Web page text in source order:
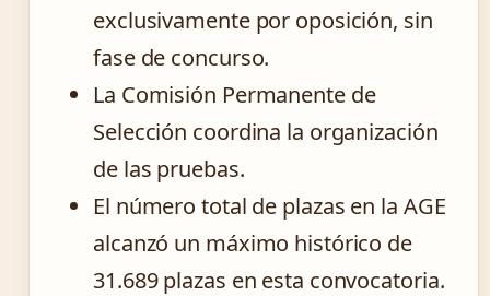
exclusivamente por oposición, sin
fase de concurso.
La Comisión Permanente de
Selección coordina la organización
de las pruebas.
El número total de plazas en la AGE
alcanzó un máximo histórico de
31.689 plazas en esta convocatoria.